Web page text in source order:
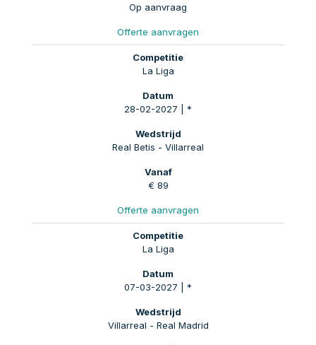
Op aanvraag
Offerte aanvragen
La Liga
28-02-2027 | *
Real Betis - Villarreal
€ 89
Offerte aanvragen
La Liga
07-03-2027 | *
Villarreal - Real Madrid